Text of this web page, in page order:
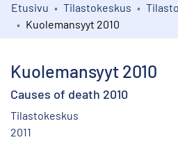
Kokoelmat
Etusivu Tilastokeskus
Kuolemansyyt 2010
Kuolemansyyt 2010
Causes of death 2010
Tilastokeskus
2011